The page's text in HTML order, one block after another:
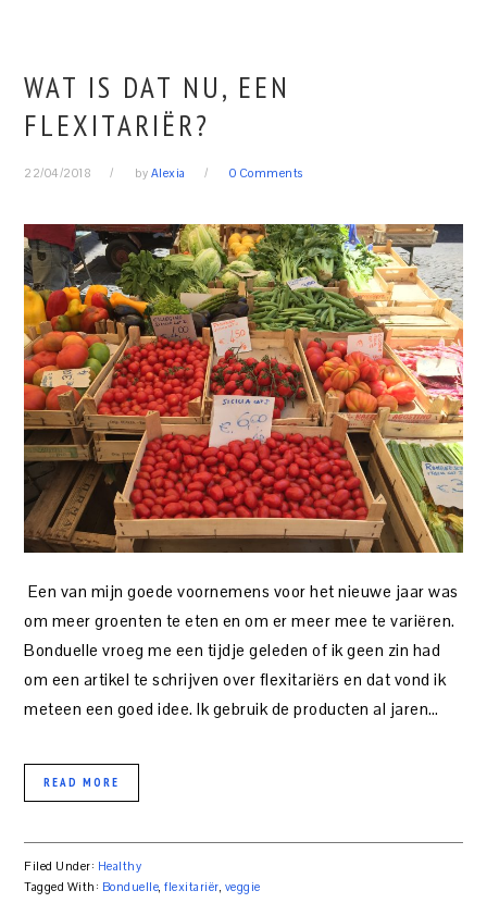
WAT IS DAT NU, EEN
FLEXITARIËR?
22/04/2018 by Alexia 0 Comments
Een van mijn goede voornemens voor het nieuwe jaar was
om meer groenten te eten en om er meer mee te variëren.
Bonduelle vroeg me een tijdje geleden of ik geen zin had
om een artikel te schrijven over flexitariërs en dat vond ik
meteen een goed idee. Ik gebruik de producten al jaren…
READ MORE
Filed Under: Healthy
Tagged With: Bonduelle,flexitariër, veggie